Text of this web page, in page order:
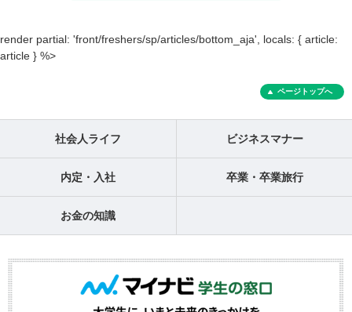
render partial: 'front/freshers/sp/articles/bottom_aja', locals: { article:
article } %>
ページトップへ
社会人ライフ ビジネスマナー
内定・入社 卒業・卒業旅行
お金の知識